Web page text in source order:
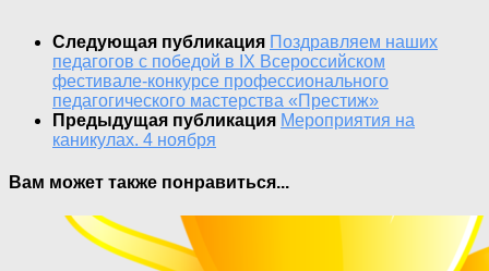
Следующая публикация Поздравляем наших
педагогов с победой в IX Всероссийском
фестивале-конкурсе профессионального
педагогического мастерства «Престиж»
Предыдущая публикация Мероприятия на
каникулах. 4 ноября
Вам может также понравиться...